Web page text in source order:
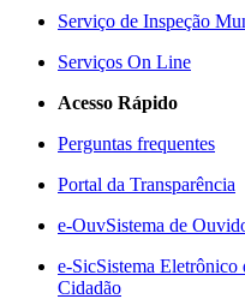
Serviço de Inspeção
Serviços On Line
Acesso Rápido
Perguntas frequentes
Portal da Transparência
e-OuvSistema de
e-SicSistema Eletrônico
Cidadão